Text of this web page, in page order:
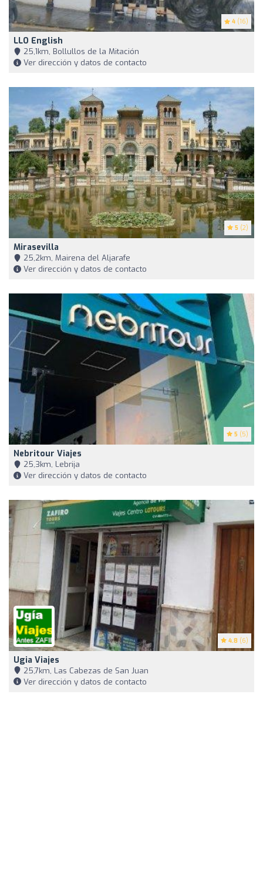
4 (16)
LLO English
25,1km, Bollullos de la Mitación
Ver dirección y datos de contacto
5 (2)
Mirasevilla
25,2km, Mairena del Aljarafe
Ver dirección y datos de contacto
5 (5)
Nebritour Viajes
25,3km, Lebrija
Ver dirección y datos de contacto
4.8 (6)
Ugia Viajes
25,7km, Las Cabezas de San Juan
Ver dirección y datos de contacto